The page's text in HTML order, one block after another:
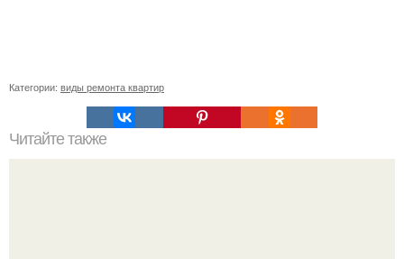
Категории: виды ремонта квартир
Читайте также